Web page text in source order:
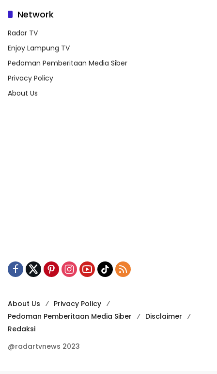
Network
Radar TV
Enjoy Lampung TV
Pedoman Pemberitaan Media Siber
Privacy Policy
About Us
About Us
Privacy Policy
Pedoman Pemberitaan Media Siber
Disclaimer
Redaksi
@radartvnews 2023